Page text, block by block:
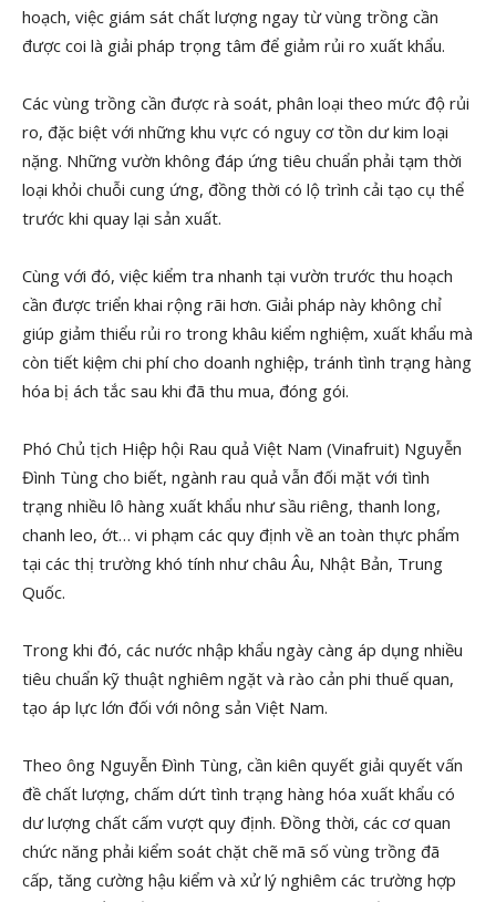
hoạch, việc giám sát chất lượng ngay từ vùng trồng cần
được coi là giải pháp trọng tâm để giảm rủi ro xuất khẩu.
Các vùng trồng cần được rà soát, phân loại theo mức độ rủi
ro, đặc biệt với những khu vực có nguy cơ tồn dư kim loại
nặng. Những vườn không đáp ứng tiêu chuẩn phải tạm thời
loại khỏi chuỗi cung ứng, đồng thời có lộ trình cải tạo cụ thể
trước khi quay lại sản xuất.
Cùng với đó, việc kiểm tra nhanh tại vườn trước thu hoạch
cần được triển khai rộng rãi hơn. Giải pháp này không chỉ
giúp giảm thiểu rủi ro trong khâu kiểm nghiệm, xuất khẩu mà
còn tiết kiệm chi phí cho doanh nghiệp, tránh tình trạng hàng
hóa bị ách tắc sau khi đã thu mua, đóng gói.
Phó Chủ tịch Hiệp hội Rau quả Việt Nam (Vinafruit) Nguyễn
Đình Tùng cho biết, ngành rau quả vẫn đối mặt với tình
trạng nhiều lô hàng xuất khẩu như sầu riêng, thanh long,
chanh leo, ớt… vi phạm các quy định về an toàn thực phẩm
tại các thị trường khó tính như châu Âu, Nhật Bản, Trung
Quốc.
Trong khi đó, các nước nhập khẩu ngày càng áp dụng nhiều
tiêu chuẩn kỹ thuật nghiêm ngặt và rào cản phi thuế quan,
tạo áp lực lớn đối với nông sản Việt Nam.
Theo ông Nguyễn Đình Tùng, cần kiên quyết giải quyết vấn
đề chất lượng, chấm dứt tình trạng hàng hóa xuất khẩu có
dư lượng chất cấm vượt quy định. Đồng thời, các cơ quan
chức năng phải kiểm soát chặt chẽ mã số vùng trồng đã
cấp, tăng cường hậu kiểm và xử lý nghiêm các trường hợp